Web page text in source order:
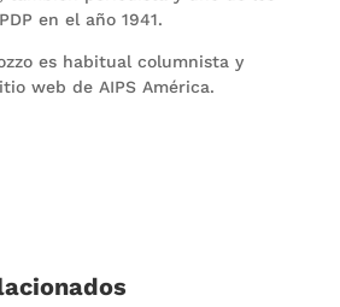
en el año 1941.
es habitual columnista y
web de AIPS América.